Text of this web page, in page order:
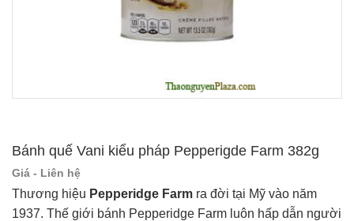
Bánh quế Vani kiểu pháp Pepperigde Farm 382g
Giá - Liên hệ
Thương hiệu Pepperidge Farm ra đời tại Mỹ vào năm
1937. Thế giới bánh Pepperidge Farm luôn hấp dẫn người